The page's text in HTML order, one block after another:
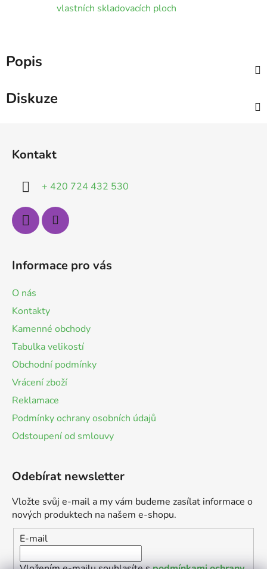
vlastních skladovacích ploch
Popis
Diskuze
Kontakt
+ 420 724 432 530
Informace pro vás
O nás
Kontakty
Kamenné obchody
Tabulka velikostí
Obchodní podmínky
Vrácení zboží
Reklamace
Podmínky ochrany osobních údajů
Odstoupení od smlouvy
Odebírat newsletter
Vložte svůj e-mail a my vám budeme zasílat informace o
nových produktech na našem e-shopu.
E-mail